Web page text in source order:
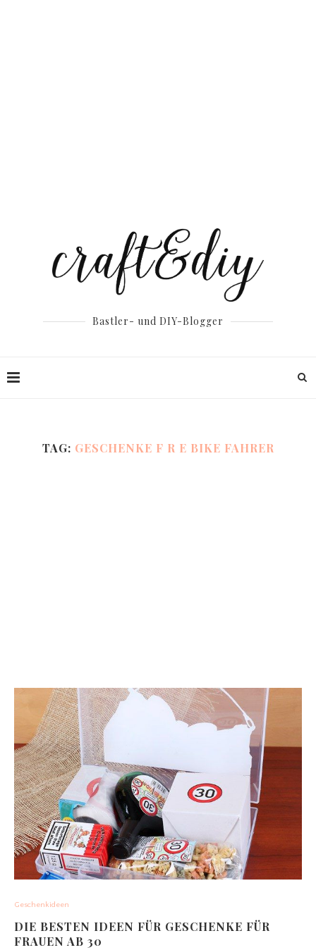
Bastler- und DIY-Blogger
TAG: GESCHENKE F R E BIKE FAHRER
Geschenkideen
DIE BESTEN IDEEN FÜR GESCHENKE FÜR
FRAUEN AB 30